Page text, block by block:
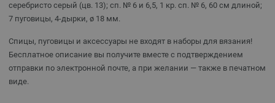
серебристо серый (цв. 13); сп. № 6 и 6,5, 1 кр. сп. № 6, 60 см длиной;
7 пуговицы, 4-дырки, ø 18 мм.
Спицы, пуговицы и аксессуары не входят в наборы для вязания!
Бесплатное описание вы получите вместе с подтверждением
отправки по электронной почте, а при желании — также в печатном
виде.